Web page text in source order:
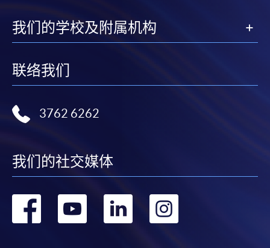
我们的学校及附属机构
联络我们
3762 6262
我们的社交媒体
转 转 转 转